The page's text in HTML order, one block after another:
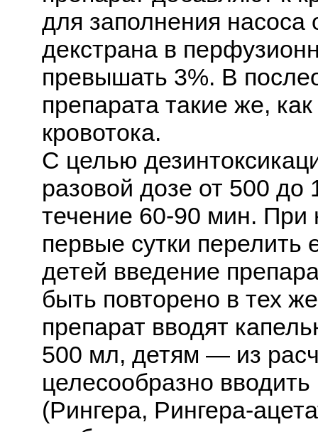
для заполнения насоса
декстрана в
превышать 3%. В
препарата такие же,
кровотока.
С целью
разовой дозе от 500 до
течение 60-90 мин.
первые сутки
детей введение
быть повторено в тех
препарат вводят
500 мл, детям — из
целесообразно
(Рингера, Рингера-